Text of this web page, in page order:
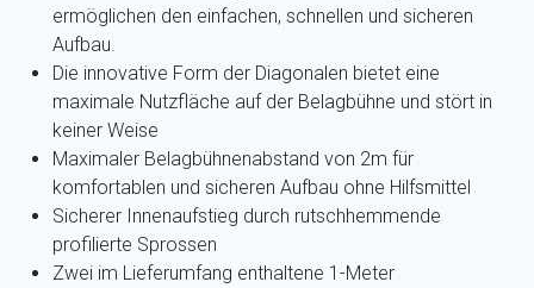
ermöglichen den einfachen, schnellen und sicheren
Aufbau.
Die innovative Form der Diagonalen bietet eine
maximale Nutzfläche auf der Belagbühne und stört in
keiner Weise
Maximaler Belagbühnenabstand von 2m für
komfortablen und sicheren Aufbau ohne Hilfsmittel
Sicherer Innenaufstieg durch rutschhemmende
profilierte Sprossen
Zwei im Lieferumfang enthaltene 1-Meter